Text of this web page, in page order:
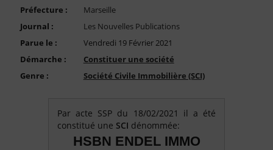
Préfecture :
Marseille
Journal :
Les Nouvelles Publications
Parue le :
Vendredi 19 Février 2021
Démarche :
Constituer une société
Genre :
Société Civile Immobilière (SCI)
Par acte SSP du 18/02/2021 il a été
constitué une SCI dénommée:
HSBN ENDEL IMMO